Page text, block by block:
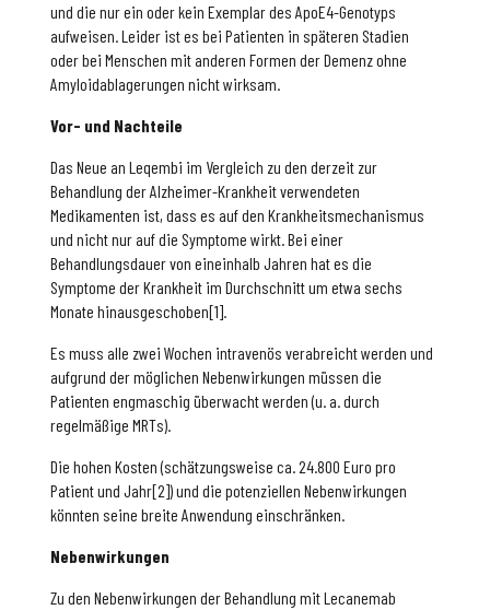
und die nur ein oder kein Exemplar des ApoE4-Genotyps
aufweisen. Leider ist es bei Patienten in späteren Stadien
oder bei Menschen mit anderen Formen der Demenz ohne
Amyloidablagerungen nicht wirksam.
Vor- und Nachteile
Das Neue an Leqembi im Vergleich zu den derzeit zur
Behandlung der Alzheimer-Krankheit verwendeten
Medikamenten ist, dass es auf den Krankheitsmechanismus
und nicht nur auf die Symptome wirkt. Bei einer
Behandlungsdauer von eineinhalb Jahren hat es die
Symptome der Krankheit im Durchschnitt um etwa sechs
Monate hinausgeschoben[1].
Es muss alle zwei Wochen intravenös verabreicht werden und
aufgrund der möglichen Nebenwirkungen müssen die
Patienten engmaschig überwacht werden (u. a. durch
regelmäßige MRTs).
Die hohen Kosten (schätzungsweise ca. 24.800 Euro pro
Patient und Jahr[2]) und die potenziellen Nebenwirkungen
könnten seine breite Anwendung einschränken.
Nebenwirkungen
Zu den Nebenwirkungen der Behandlung mit Lecanemab